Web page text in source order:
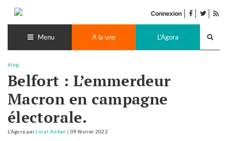
contenu
Connexion facebook
twitter
Menu A la une L'Agora
blog
Belfort : L’emmerdeur
Macron en campagne
électorale.
L'Agora parLoral Aitken | 09 février 2022